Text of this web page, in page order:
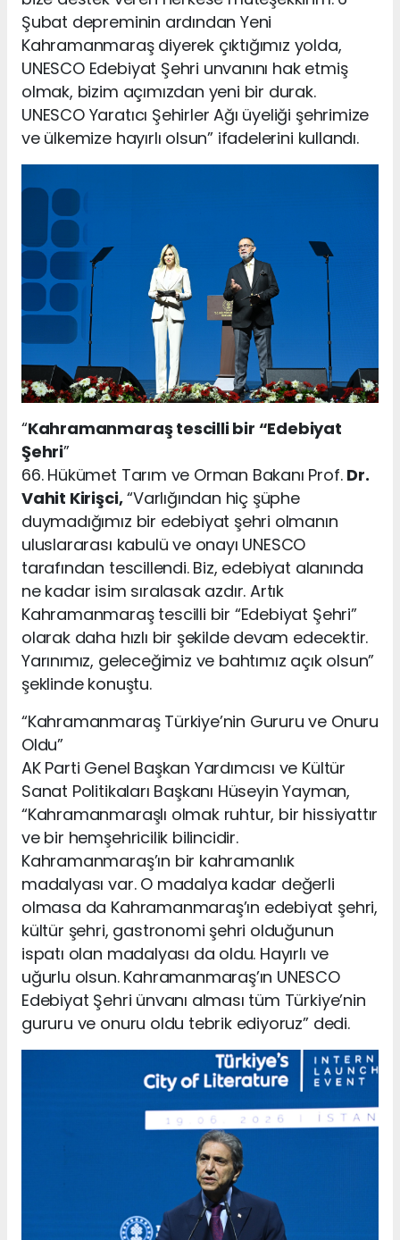
Şubat depreminin ardından Yeni
Kahramanmaraş diyerek çıktığımız yolda,
UNESCO Edebiyat Şehri unvanını hak etmiş
olmak, bizim açımızdan yeni bir durak.
UNESCO Yaratıcı Şehirler Ağı üyeliği şehrimize
ve ülkemize hayırlı olsun” ifadelerini kullandı.
“Kahramanmaraş tescilli bir “Edebiyat
Şehri”
66. Hükümet Tarım ve Orman Bakanı Prof. Dr.
Vahit Kirişci,“Varlığından hiç şüphe
duymadığımız bir edebiyat şehri olmanın
uluslararası kabulü ve onayı UNESCO
tarafından tescillendi. Biz, edebiyat alanında
ne kadar isim sıralasak azdır. Artık
Kahramanmaraş tescilli bir “Edebiyat Şehri”
olarak daha hızlı bir şekilde devam edecektir.
Yarınımız, geleceğimiz ve bahtımız açık olsun”
şeklinde konuştu.
“Kahramanmaraş Türkiye’nin Gururu ve Onuru
Oldu”
AK Parti Genel Başkan Yardımcısı ve Kültür
Sanat Politikaları Başkanı Hüseyin Yayman,
“Kahramanmaraşlı olmak ruhtur, bir hissiyattır
ve bir hemşehricilik bilincidir.
Kahramanmaraş’ın bir kahramanlık
madalyası var. O madalya kadar değerli
olmasa da Kahramanmaraş’ın edebiyat şehri,
kültür şehri, gastronomi şehri olduğunun
ispatı olan madalyası da oldu. Hayırlı ve
uğurlu olsun. Kahramanmaraş’ın UNESCO
Edebiyat Şehri ünvanı alması tüm Türkiye’nin
gururu ve onuru oldu tebrik ediyoruz” dedi.